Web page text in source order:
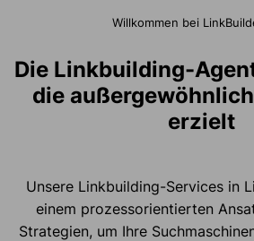
Willkommen bei
Die Linkbuilding-
die
erzielt
Unsere Linkbuilding-Services in
einem prozessorientierten
Strategien, um Ihre